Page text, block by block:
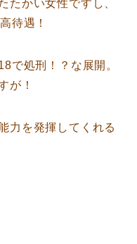
たかい女性ですし、
待遇！
で処刑！？な展開。
が！
力を発揮してくれる